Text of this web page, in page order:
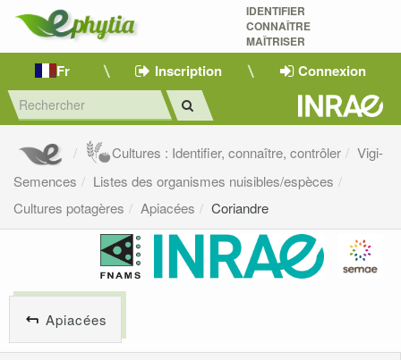
IDENTIFIER
CONNAÎTRE
MAÎTRISER
Fr Inscription Connexion
Cultures : Identifier, connaître, contrôler
Vigi-
Semences
Listes des organismes nuisibles/espèces
Cultures potagères
Apiacées Coriandre
Apiacées